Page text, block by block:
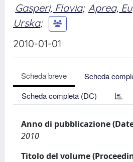
Gasperi, Flavia; Aprea,
Urska;
2010-01-01
Scheda breve
Scheda
Scheda completa (DC)
Anno di pubblicazione
2010
Titolo del volume